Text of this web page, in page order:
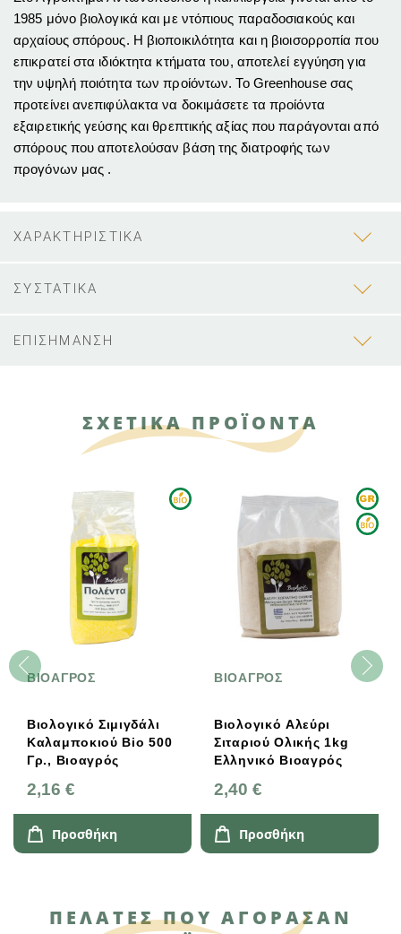
1985 μόνο βιολογικά και με ντόπιους παραδοσιακούς και
αρχαίους σπόρους. Η βιοποικιλότητα και η βιοισορροπία που
επικρατεί στα ιδιόκτητα κτήματα του, αποτελεί εγγύηση για
την υψηλή ποιότητα των προίόντων. Το Greenhouse σας
προτείνει ανεπιφύλακτα να δοκιμάσετε τα προίόντα
εξαιρετικής γεύσης και θρεπτικής αξίας που παράγονται από
σπόρους που αποτελούσαν βάση της διατροφής των
προγόνων μας .
ΧΑΡΑΚΤΗΡΙΣΤΙΚΑ
ΣΥΣΤΑΤΙΚΑ
ΕΠΙΣΗΜΑΝΣΗ
ΣΧΕΤΙΚΑ ΠΡΟΪΟΝΤΑ
ΒΙΟΑΓΡΟΣ
Βιολογικό Σιμιγδάλι
Καλαμποκιού Bio 500
Γρ., Βιοαγρός
2,16 €
Προσθήκη
ΒΙΟΑΓΡΟΣ
Βιολογικό Αλεύρι
Σιταριού Ολικής 1kg
Ελληνικό Βιοαγρός
2,40 €
Προσθήκη
ΠΕΛΆΤΕΣ ΠΟΥ ΑΓΌΡΑΣΑΝ